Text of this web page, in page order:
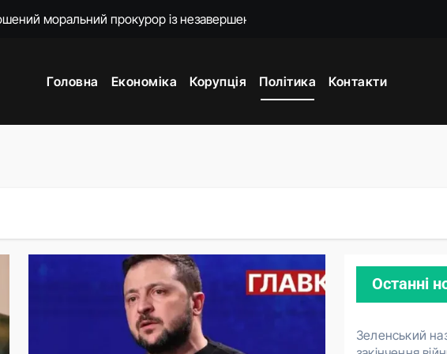
18-ї річниці вторгнення РФ у Грузію
спеціальну санкційну операцію проти РФ
для закінчення війни після рішення Сенату США
Головна Економіка Корупція Політика Контакти
Останні
Зеленський